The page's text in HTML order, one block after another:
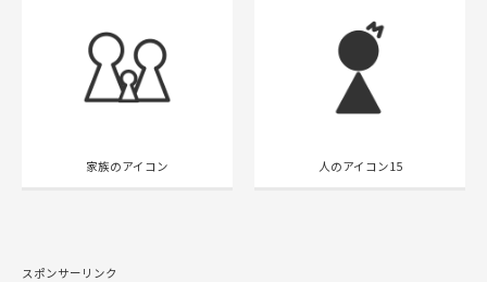
家族のアイコン 人のアイコン15
スポンサーリンク